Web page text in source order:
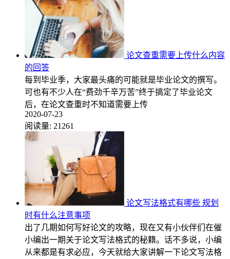
论文查重需要上传什么内容
的回答
每到毕业季，大家最头痛的可能就是毕业论文的撰写。
可也有不少人在“费劲千辛万苦”终于搞定了毕业论文
后，在论文查重时不知道需要上传
2020-07-23
阅读量: 21261
论文写法格式有哪些 规划
时有什么注意事项
出了几期如何写好论文的攻略，现在又有小伙伴们在催
小编出一期关于论文写法格式的秘籍。话不多说，小编
从来都是有求必应，今天就给大家讲解一下论文写法格